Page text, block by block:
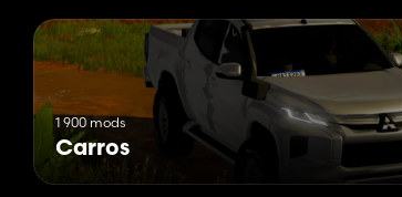
1 900 mods
Carros